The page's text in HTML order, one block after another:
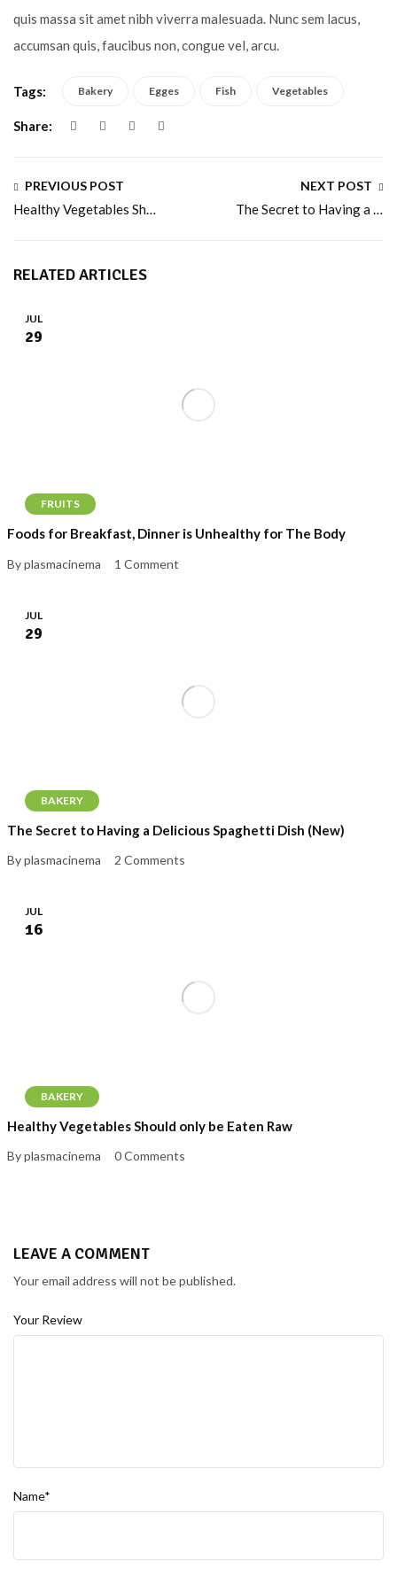
quis massa sit amet nibh viverra malesuada. Nunc sem lacus,
accumsan quis, faucibus non, congue vel, arcu.
Tags: Bakery Egges Fish Vegetables
Share:
PREVIOUS POST
Healthy Vegetables Should only be Eaten Raw
NEXT POST
The Secret to Having a Delicious Spaghetti Dish (New)
RELATED ARTICLES
FRUITS
JUL
29
Foods for Breakfast, Dinner is Unhealthy for The Body
By plasmacinema 1 Comment
BAKERY
JUL
29
The Secret to Having a Delicious Spaghetti Dish (New)
By plasmacinema 2 Comments
BAKERY
JUL
16
Healthy Vegetables Should only be Eaten Raw
By plasmacinema 0 Comments
LEAVE A COMMENT
Your email address will not be published.
Your Review
Name*